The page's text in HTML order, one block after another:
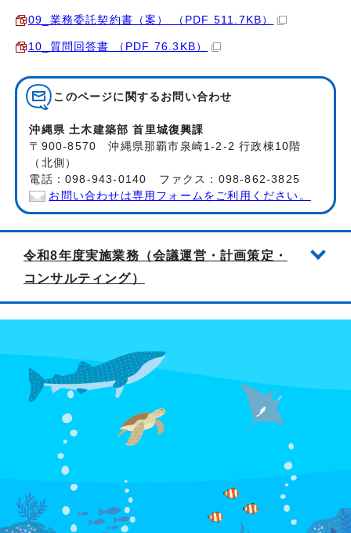
09_業務委託契約書（案） （PDF 511.7KB）
10_質問回答書 （PDF 76.3KB）
このページに関する お問い合わせ
沖縄県 土木建築部 首里城復興課
〒900-8570 沖縄県那覇市泉崎1-2-2 行政棟10階
（北側）
電話：098-943-0140 ファクス：098-862-3825
お問い合わせは専用フォームをご利用ください。
令和8年度実施業務（会議運営・計画策定・
コンサルティング）